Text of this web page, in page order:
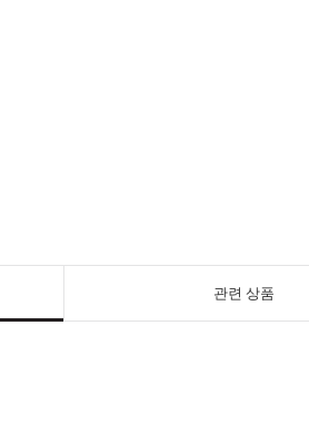
관련 상품